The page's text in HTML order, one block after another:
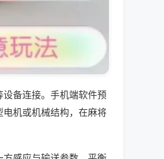
备连接。手机端软件预
机或机械结构，在麻将